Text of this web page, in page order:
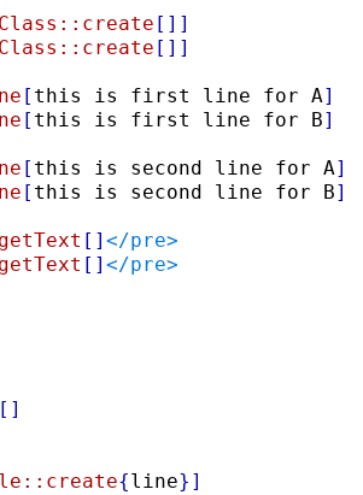
[]]
[]]
[ this is first line for A]
[ this is first line for B]
[ this is second line for A]
[ this is second line for B]
[]</pre>
[]</pre>
[]
{line}]